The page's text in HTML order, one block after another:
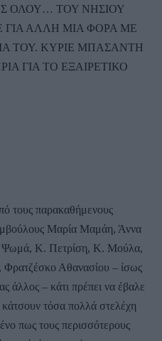
ΟΛΟΥ… ΤΟΥ ΝΗΣΙΟΥ
ΓΙΑ ΑΛΛΗ ΜΙΑ ΦΟΡΑ ΜΕ
ΤΟΥ. ΚΥΡΙΕ ΜΠΑΣΑΝΤΗ
ΓΙΑ ΤΟ ΕΞΑΙΡΕΤΙΚΟ
τους παρακαθήμενους
Μαρία Μαμάη, Άννα
Ψωμά, Κ. Πετρίση, Κ. Μούλα,
Αθανασίου – ίσως
άλλος – κάτι πρέπει να έβαλε
τόσα πολλά στελέχη
πως τους περισσότερους